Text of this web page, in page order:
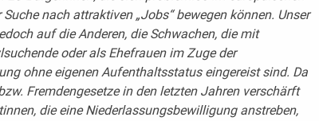
nach attraktiven „Jobs“ bewegen können. Unser
auf die Anderen, die Schwachen, die mit
oder als Ehefrauen im Zuge der
ohne eigenen Aufenthaltsstatus eingereist sind. Da
Fremdengesetze in den letzten Jahren verschärft
die eine Niederlassungsbewilligung anstreben,